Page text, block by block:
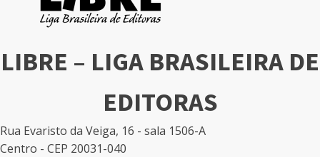
LIBRE – LIGA BRASILEIRA DE
EDITORAS
Rua Evaristo da Veiga, 16 - sala 1506-A
Centro - CEP 20031-040